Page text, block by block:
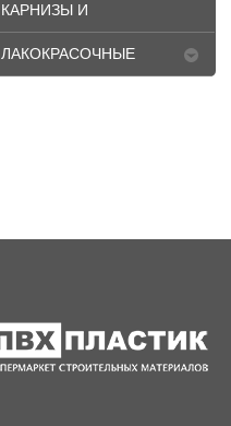
КАРНИЗЫ И
ПЛИНТУСА
ЛАКОКРАСОЧНЫЕ
МАТЕРИАЛЫ